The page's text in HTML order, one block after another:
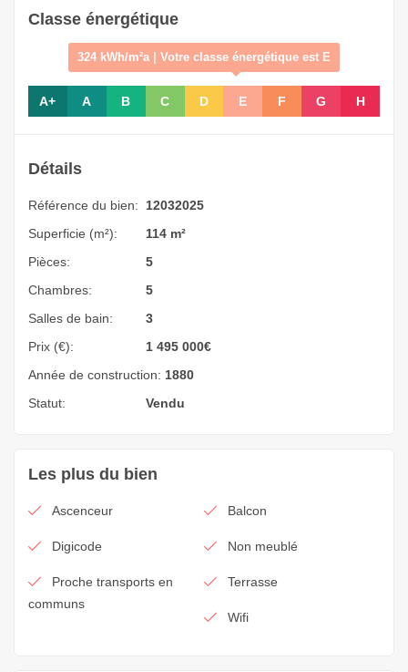
Classe énergétique
A+ A B C D E
324 kWh/m²a | Votre classe énergétique est E
F G H
Détails
Référence du bien:
12032025
Superficie (m²):
114 m²
Pièces:
5
Chambres:
5
Salles de bain:
3
Prix (€):
1 495 000€
Année de construction: 1880
Statut:
Vendu
Les plus du bien
Ascenceur Balcon
Digicode Non meublé
Proche transports en
communs
Terrasse
Wifi